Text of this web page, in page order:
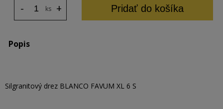
ks +
- Pridať do košíka
Popis
Silgranitový drez BLANCO FAVUM XL 6 S